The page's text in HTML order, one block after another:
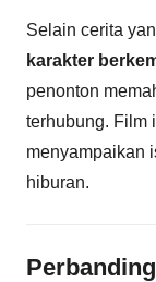
Selain cerita
karakter
penonton
terhubung. Film
menyampaikan
hiburan.